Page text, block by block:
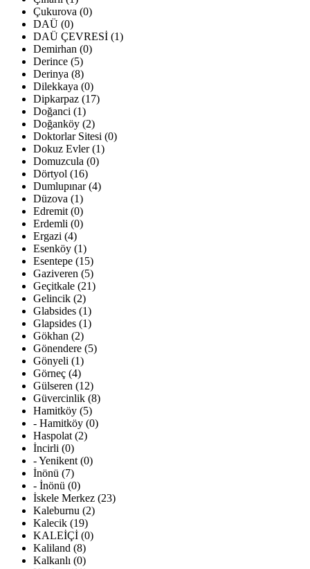
Çukurova (0)
DAÜ (0)
DAÜ ÇEVRESİ (1)
Demirhan (0)
Derince (5)
Derinya (8)
Dilekkaya (0)
Dipkarpaz (17)
Doğanci (1)
Doğanköy (2)
Doktorlar Sitesi (0)
Dokuz Evler (1)
Domuzcula (0)
Dörtyol (16)
Dumlupınar (4)
Düzova (1)
Edremit (0)
Erdemli (0)
Ergazi (4)
Esenköy (1)
Esentepe (15)
Gaziveren (5)
Geçitkale (21)
Gelincik (2)
Glabsides (1)
Glapsides (1)
Gökhan (2)
Gönendere (5)
Gönyeli (1)
Görneç (4)
Gülseren (12)
Güvercinlik (8)
Hamitköy (5)
- Hamitköy (0)
Haspolat (2)
İncirli (0)
- Yenikent (0)
İnönü (7)
- İnönü (0)
İskele Merkez (23)
Kaleburnu (2)
Kalecik (19)
KALEİÇİ (0)
Kaliland (8)
Kalkanlı (0)